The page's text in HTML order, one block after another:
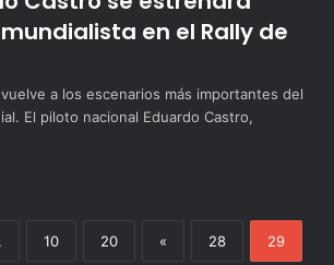
en el Rally de
a los escenarios más importantes del
El piloto nacional Eduardo Castro,
10 20 « 28 29